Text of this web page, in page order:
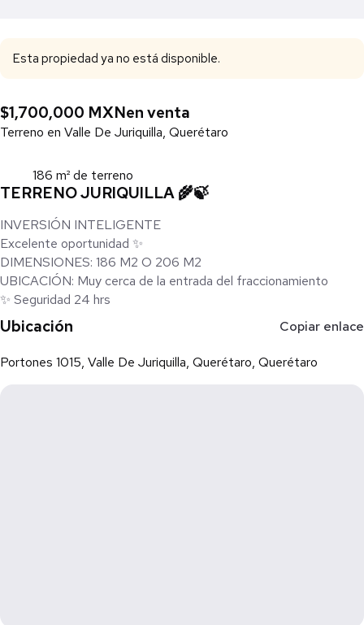
Esta propiedad ya no está disponible.
$1,700,000 MXNen venta
Terreno en Valle De Juriquilla, Querétaro
186 m² de terreno
TERRENO JURIQUILLA 🌾🍃
INVERSIÓN INTELIGENTE
Excelente oportunidad ✨
DIMENSIONES: 186 M2 O 206 M2
UBICACIÓN: Muy cerca de la entrada del fraccionamiento
✨ Seguridad 24 hrs
Ubicación Copiar enlace
Portones 1015, Valle De Juriquilla, Querétaro, Querétaro